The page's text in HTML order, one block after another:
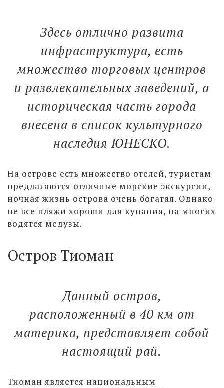
Здесь отлично развита
инфраструктура, есть
множество торговых центров
и развлекательных заведений, а
историческая часть города
внесена в список культурного
наследия ЮНЕСКО.
На острове есть множество отелей, туристам
предлагаются отличные морские экскурсии,
ночная жизнь острова очень богатая. Однако
не все пляжи хороши для купания, на многих
водятся медузы.
Остров Тиоман
Данный остров,
расположенный в 40 км от
материка, представляет собой
настоящий рай.
Тиоман является национальным